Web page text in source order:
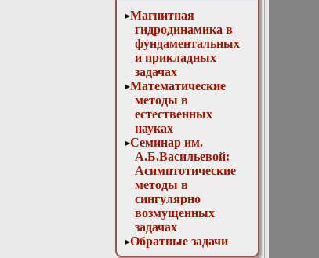
курсы
Межфакультетские
курсы
Математическое
моделирование –
третий путь
познания
Учебные
олимпиады
Все курсы
Магнитная
гидродинамика в
фундаментальных
и прикладных
задачах
Математические
методы в
естественных
науках
Семинар им.
А.Б.Васильевой:
Асимптотические
методы в
сингулярно
возмущенных
задачах
Обратные задачи
математической